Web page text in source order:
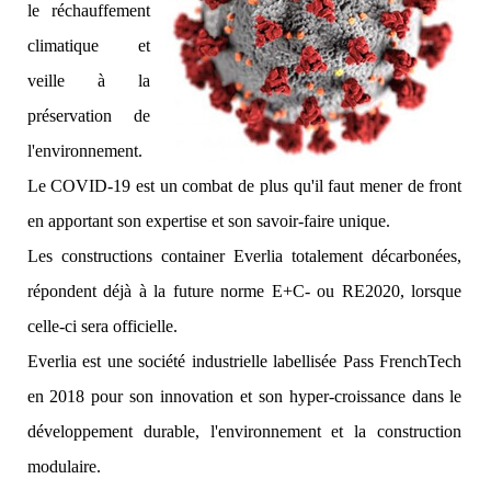
le réchauffement
climatique et
veille à la
préservation de
l'environnement.
Le COVID-19 est un combat de plus qu'il faut mener de front
en apportant son expertise et son savoir-faire unique.
Les constructions container Everlia totalement décarbonées,
répondent déjà à la future norme E+C- ou RE2020, lorsque
celle-ci sera officielle.
Everlia est une société industrielle labellisée Pass FrenchTech
en 2018 pour son innovation et son hyper-croissance dans le
développement durable, l'environnement et la construction
modulaire.